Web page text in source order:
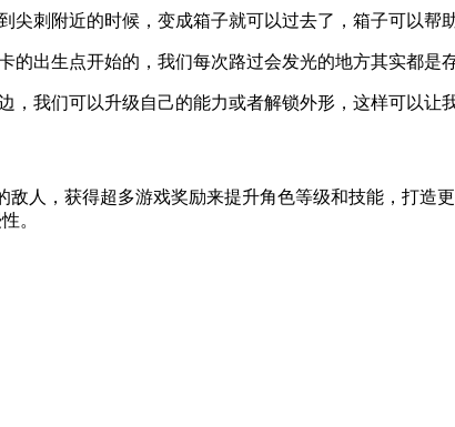
刺附近的时候，变成箱子就可以过去了，箱子可以帮
出生点开始的，我们每次路过会发光的地方其实都是
我们可以升级自己的能力或者解锁外形，这样可以让
人，获得超多游戏奖励来提升角色等级和技能，打造
。